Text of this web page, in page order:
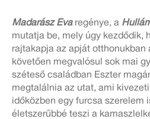
Madarász Évaregénye, a
mutatja be, mely úgy kezdődik,
rajtakapja az apját otthonukban
követően megvalósul sok mai
széteső családban Eszter
megtalálnia az utat, ami
időközben egy furcsa szerelem
életszerűbbé teszi a